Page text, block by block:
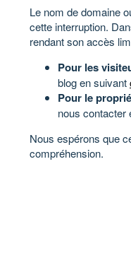
Le nom de domaine
cette interruption.
rendant son accès
Pour les
blog en suivant
Pour le
nous contacter
Nous espérons que
compréhension.